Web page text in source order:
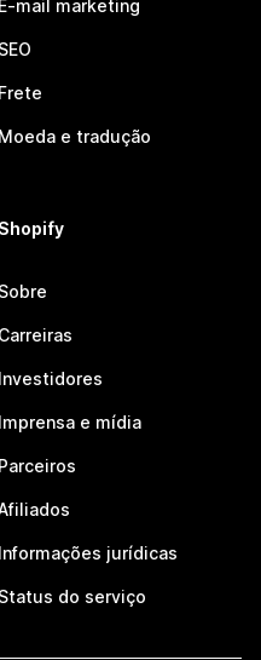
E-mail marketing
SEO
Frete
Moeda e tradução
Shopify
Sobre
Carreiras
Investidores
Imprensa e mídia
Parceiros
Informações jurídicas
Status do serviço